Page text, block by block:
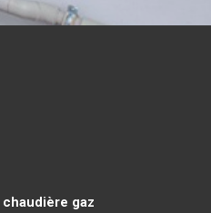
chaudière gaz